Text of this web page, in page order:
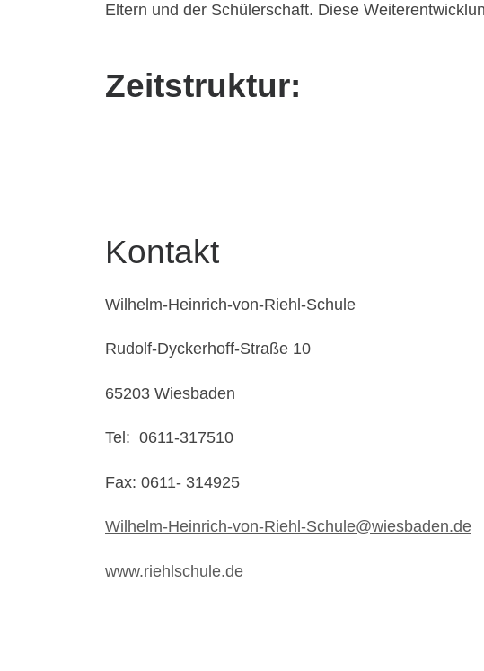
Eltern und der Schülerschaft. Diese
Zeitstruktur:
Kontakt
Wilhelm-Heinrich-von-Riehl-Schule
Rudolf-Dyckerhoff-Straße 10
65203 Wiesbaden
Tel: 0611-317510
Fax: 0611- 314925
Wilhelm-Heinrich-von-Riehl-Schule@wiesbaden.de
www.riehlschule.de